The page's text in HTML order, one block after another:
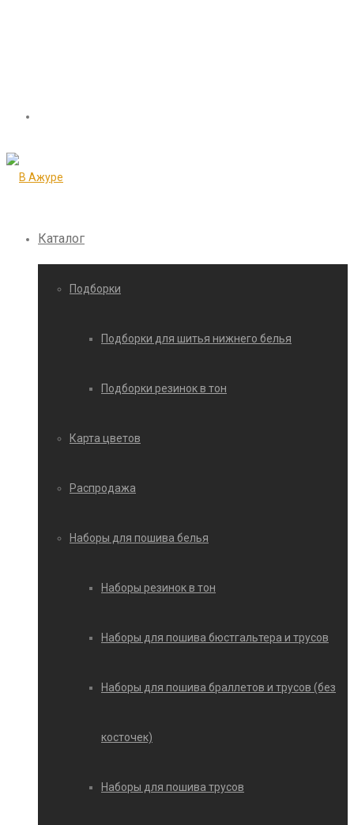
Каталог
Подборки
Подборки для шитья нижнего белья
Подборки резинок в тон
Карта цветов
Распродажа
Наборы для пошива белья
Наборы резинок в тон
Наборы для пошива бюстгальтера и трусов
Наборы для пошива браллетов и трусов (без
косточек)
Наборы для пошива трусов